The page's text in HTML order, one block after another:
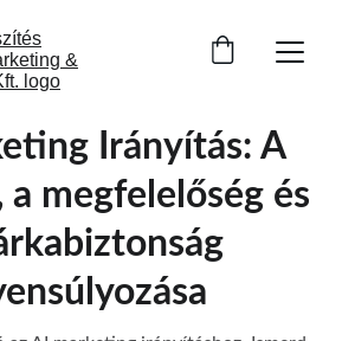
Irányítás: A
a megfelelőség és